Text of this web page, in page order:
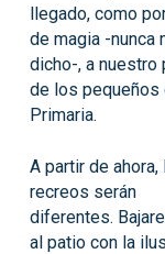
llegado, como
de magia -nunca
dicho-, a nuestro
de los pequeños
Primaria.
A partir de ahora,
recreos serán
diferentes.
al patio con la